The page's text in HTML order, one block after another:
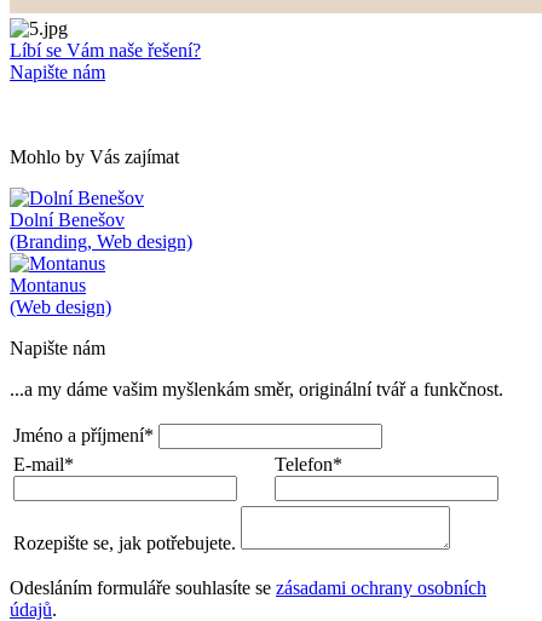
Líbí se Vám naše řešení?
Napište nám
Mohlo by Vás zajímat
Dolní Benešov
(Branding, Web design)
Montanus
(Web design)
Napište nám
...a my dáme vašim myšlenkám směr, originální tvář a funkčnost.
Jméno a příjmení*
E-mail*
Telefon*
Rozepište se, jak potřebujete.
Odesláním formuláře souhlasíte se zásadami ochrany osobních
údajů.